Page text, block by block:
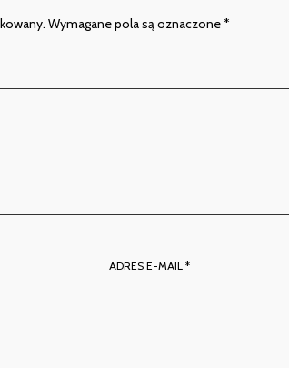
Wymagane pola są oznaczone*
ADRES E-MAIL *